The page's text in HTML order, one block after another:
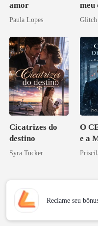
amor
Paula Lopes
meu
Glitch
Cicatrizes do
destino
Syra Tucker
O
e a
Ele
Reclame seu